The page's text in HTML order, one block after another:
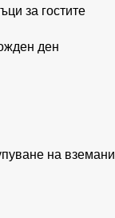
за гостите
ден
на